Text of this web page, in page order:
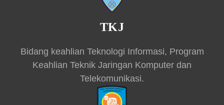
TKJ
Bidang keahlian Teknologi Informasi, Program
Keahlian Teknik Jaringan Komputer dan
Telekomunikasi.